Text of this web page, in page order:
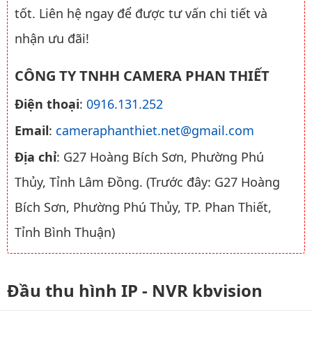
tốt. Liên hệ ngay để được tư vấn chi tiết và
nhận ưu đãi!
CÔNG TY TNHH CAMERA PHAN THIẾT
Điện thoại: 0916.131.252
Email: cameraphanthiet.net@gmail.com
Địa chỉ: G27 Hoàng Bích Sơn, Phường Phú
Thủy, Tỉnh Lâm Đồng. (Trước đây: G27 Hoàng
Bích Sơn, Phường Phú Thủy, TP. Phan Thiết,
Tỉnh Bình Thuận)
Đầu thu hình IP - NVR kbvision